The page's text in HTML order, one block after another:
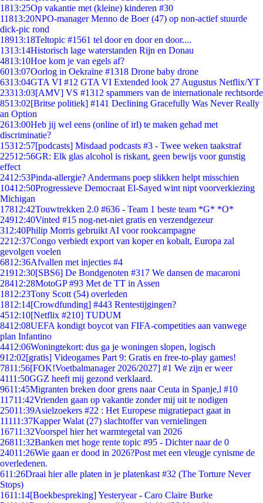
1813:25Op vakantie met (kleine) kinderen #30
11813:20NPO-manager Menno de Boer (47) op non-actief stuurde
dick-pic rond
18913:18Teltopic #1561 tel door en door en door....
1313:14Historisch lage waterstanden Rijn en Donau
4813:10Hoe kom je van egels af?
6013:07Oorlog in Oekraïne #1318 Drone baby drone
6313:04GTA VI #12 GTA VI Extended look 27 Augustus Netflix/YT
23313:03[AMV] VS #1312 spammers van de internationale rechtsorde
8513:02[Britse politiek] #141 Declining Gracefully Was Never Really
an Option
2613:00Heb jij wel eens (online of irl) te maken gehad met
discriminatie?
15312:57[podcasts] Misdaad podcasts #3 - Twee weken taakstraf
22512:56GR: Elk glas alcohol is riskant, geen bewijs voor gunstig
effect
2412:53Pinda-allergie? Andermans poep slikken helpt misschien
10412:50Progressieve Democraat El-Sayed wint nipt voorverkiezing
Michigan
17812:42Touwtrekken 2.0 #636 - Team 1 beste team *G* *O*
24912:40Vinted #15 nog-net-niet gratis en verzendgezeur
312:40Philip Morris gebruikt AI voor rookcampagne
2212:37Congo verbiedt export van koper en kobalt, Europa zal
gevolgen voelen
6812:36Afvallen met injecties #4
21912:30[SBS6] De Bondgenoten #317 We dansen de macaroni
28412:28MotoGP #93 Met de TT in Assen
1812:23Tony Scott (54) overleden
1812:14[Crowdfunding] #443 Rentestijgingen?
4512:10[Netflix #210] TUDUM
8412:08UEFA kondigt boycot van FIFA-competities aan vanwege
plan Infantino
4412:06Woningtekort: dus ga je woningen slopen, logisch
912:02[gratis] Videogames Part 9: Gratis en free-to-play games!
7811:56[FOK!Voetbalmanager 2026/2027] #1 We zijn er weer
4111:50GGZ heeft mij gezond verklaard.
9611:45Migranten breken door grens naar Ceuta in Spanje,l #10
11711:42Vrienden gaan op vakantie zonder mij uit te nodigen
25011:39Asielzoekers #22 : Het Europese migratiepact gaat in
11111:37Kapper Walat (27) slachtoffer van vernielingen
16711:32Voorspel hier het warmtegetal van 2026
26811:32Banken met hoge rente topic #95 - Dichter naar de 0
24011:26Wie gaan er dood in 2026?Post met een vleugje cynisme de
overledenen.
611:26Draai hier alle platen in je platenkast #32 (The Torture Never
Stops)
1611:14[Boekbespreking] Yesteryear - Caro Claire Burke